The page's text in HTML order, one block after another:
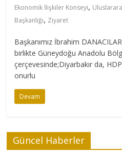
Ekonomik İlişkiler Konseyi,
Başkanlığı, Ziyaret
Başkanımız İbrahim
birlikte Güneydoğu Anadolu
çerçevesinde;Diyarbakır da,
onurlu
Devam
Güncel Haberler